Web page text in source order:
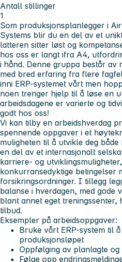
Antall stillinger
1
Som produksjonsplanlegger i
Systems blir du en del av et
latteren sitter løst og
hos oss er langt ifra A4,
i hånd. Denne gruppa består av
med bred erfaring fra flere
inni ERP-systemet vårt men
noen trenger hjelp til å løse en
arbeidsdagene er varierte og
godt hos oss!
Vi kan tilby en arbeidshverdag
spennende oppgaver i et
muligheten til å utvikle deg
en del av et internasjonalt
karriere- og
konkurransedyktige betingelser
forsikringsordninger. I tillegg
balanse i hverdagen, med gode
blant annet eget
tilbud.
Eksempler på arbeidsoppgaver:
Bruke vårt ERP-system til
produksjonsløpet
Oppfølging av planlagte og
Følge opp